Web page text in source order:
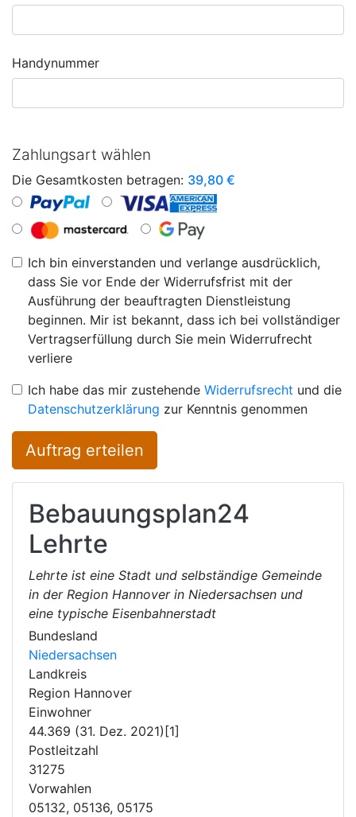
Handynummer
Zahlungsart wählen
Die Gesamtkosten betragen: 39,80 €
Ich bin einverstanden und verlange ausdrücklich,
dass Sie vor Ende der Widerrufsfrist mit der
Ausführung der beauftragten Dienstleistung
beginnen. Mir ist bekannt, dass ich bei vollständiger
Vertragserfüllung durch Sie mein Widerrufrecht
verliere
Ich habe das mir zustehende Widerrufsrecht und die
Datenschutzerklärung zur Kenntnis genommen
Auftrag erteilen
Bebauungsplan24
Lehrte
Lehrte ist eine Stadt und selbständige Gemeinde
in der Region Hannover in Niedersachsen und
eine typische Eisenbahnerstadt
Bundesland
Niedersachsen
Landkreis
Region Hannover
Einwohner
44.369 (31. Dez. 2021)[1]
Postleitzahl
31275
Vorwahlen
05132, 05136, 05175